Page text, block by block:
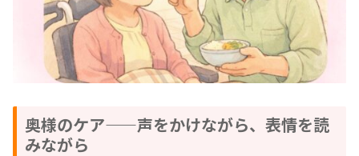
奥様のケア——声をかけながら、表情を読
みながら